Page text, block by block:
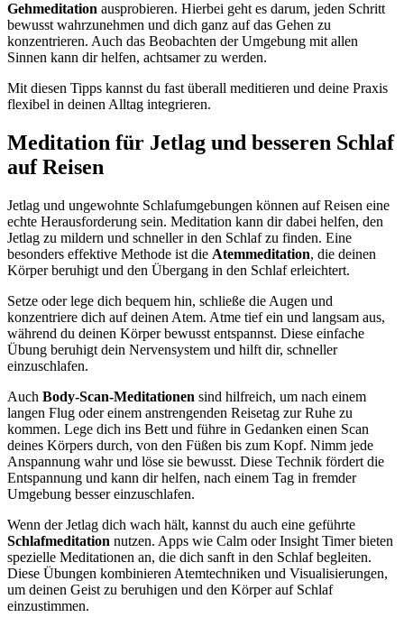
Gehmeditation ausprobieren. Hierbei geht es darum, jeden Schritt
bewusst wahrzunehmen und dich ganz auf das Gehen zu
konzentrieren. Auch das Beobachten der Umgebung mit allen
Sinnen kann dir helfen, achtsamer zu werden.
Mit diesen Tipps kannst du fast überall meditieren und deine Praxis
flexibel in deinen Alltag integrieren.
Meditation für Jetlag und besseren Schlaf
auf Reisen
Jetlag und ungewohnte Schlafumgebungen können auf Reisen eine
echte Herausforderung sein. Meditation kann dir dabei helfen, den
Jetlag zu mildern und schneller in den Schlaf zu finden. Eine
besonders effektive Methode ist die Atemmeditation, die deinen
Körper beruhigt und den Übergang in den Schlaf erleichtert.
Setze oder lege dich bequem hin, schließe die Augen und
konzentriere dich auf deinen Atem. Atme tief ein und langsam aus,
während du deinen Körper bewusst entspannst. Diese einfache
Übung beruhigt dein Nervensystem und hilft dir, schneller
einzuschlafen.
Auch Body-Scan-Meditationen sind hilfreich, um nach einem
langen Flug oder einem anstrengenden Reisetag zur Ruhe zu
kommen. Lege dich ins Bett und führe in Gedanken einen Scan
deines Körpers durch, von den Füßen bis zum Kopf. Nimm jede
Anspannung wahr und löse sie bewusst. Diese Technik fördert die
Entspannung und kann dir helfen, nach einem Tag in fremder
Umgebung besser einzuschlafen.
Wenn der Jetlag dich wach hält, kannst du auch eine geführte
Schlafmeditation nutzen. Apps wie Calm oder Insight Timer bieten
spezielle Meditationen an, die dich sanft in den Schlaf begleiten.
Diese Übungen kombinieren Atemtechniken und Visualisierungen,
um deinen Geist zu beruhigen und den Körper auf Schlaf
einzustimmen.